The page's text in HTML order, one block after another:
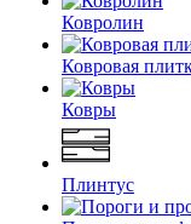
Ковролин
Ковровая
Ковры
Плинтус